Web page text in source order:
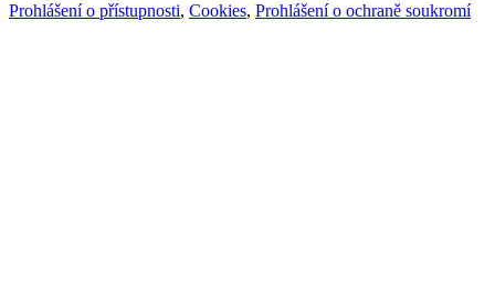
Prohlášení o přístupnosti, Cookies, Prohlášení o ochraně soukromí